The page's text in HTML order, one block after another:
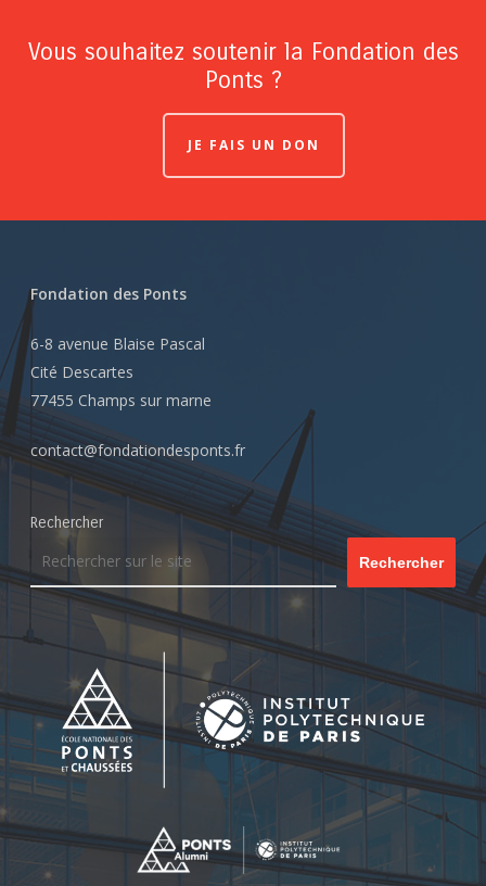
Vous souhaitez soutenir la Fondation des
Ponts ?
JE FAIS UN DON
Fondation des Ponts
6-8 avenue Blaise Pascal
Cité Descartes
77455 Champs sur marne
contact@fondationdesponts.fr
Rechercher
Rechercher